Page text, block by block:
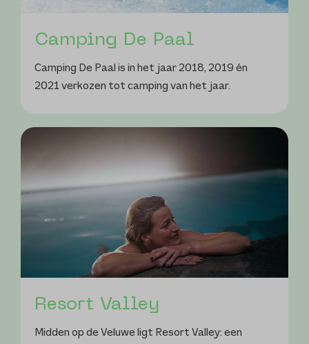
Camping De Paal
Camping De Paal is in het jaar 2018, 2019 én
2021 verkozen tot camping van het jaar.
Resort Valley
Midden op de Veluwe ligt Resort Valley: een